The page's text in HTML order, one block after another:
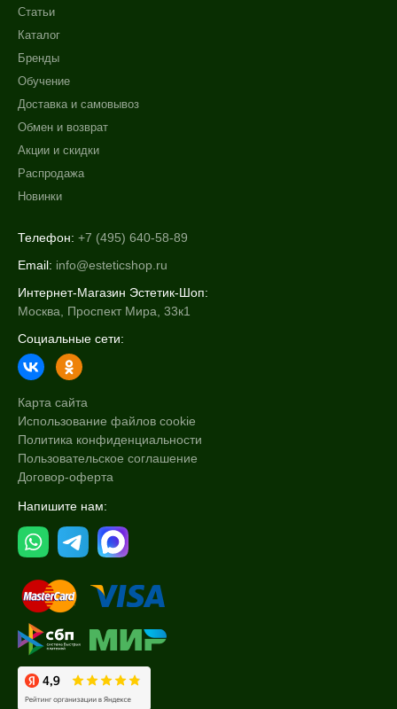
Аминокислоты
Аргирелин
Показать еще
Время применения
Ежедневный
Форма выпуска
Флакон
Рост волос и алопеция
Статьи
Каталог
Бренды
Обучение
Доставка и самовывоз
Обмен и возврат
Акции и скидки
Распродажа
Новинки
Телефон: +7 (495) 640-58-89
Email: info@esteticshop.ru
Интернет-Магазин Эстетик-Шоп:
Москва, Проспект Мира, 33к1
Социальные сети:
Карта сайта
Использование файлов cookie
Политика конфиденциальности
Пользовательское соглашение
Договор-оферта
Напишите нам: